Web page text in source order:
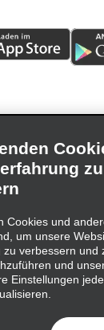
nach dem
zu
Cookies und
um unsere
verbessern und
und
Einstellungen